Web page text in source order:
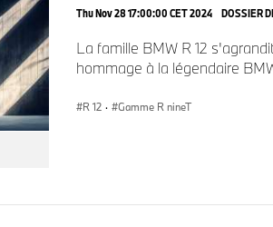
• Compte-tours analogique (qui vient
de série).
Riche de cet équipement, la
TTCauprès du réseau de
Thu Nov 28 17:00:00 CET 2024 DOSSIER
La famille BMW R 12
hommage à la légendaire
R 12 · Gamme R nineT